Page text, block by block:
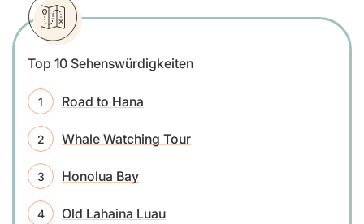
Top 10 Sehenswürdigkeiten
Road to Hana
Whale Watching Tour
Honolua Bay
Old Lahaina Luau